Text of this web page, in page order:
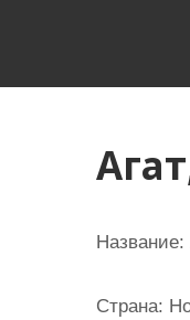
Название:
Страна: